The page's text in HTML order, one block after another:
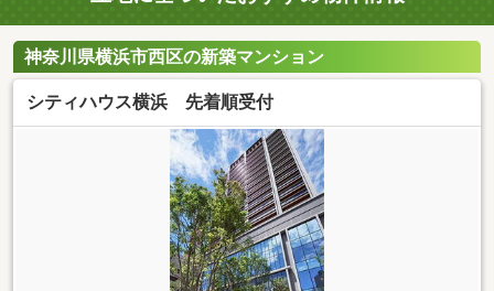
神奈川県横浜市西区の新築マンション
シティハウス横浜 先着順受付